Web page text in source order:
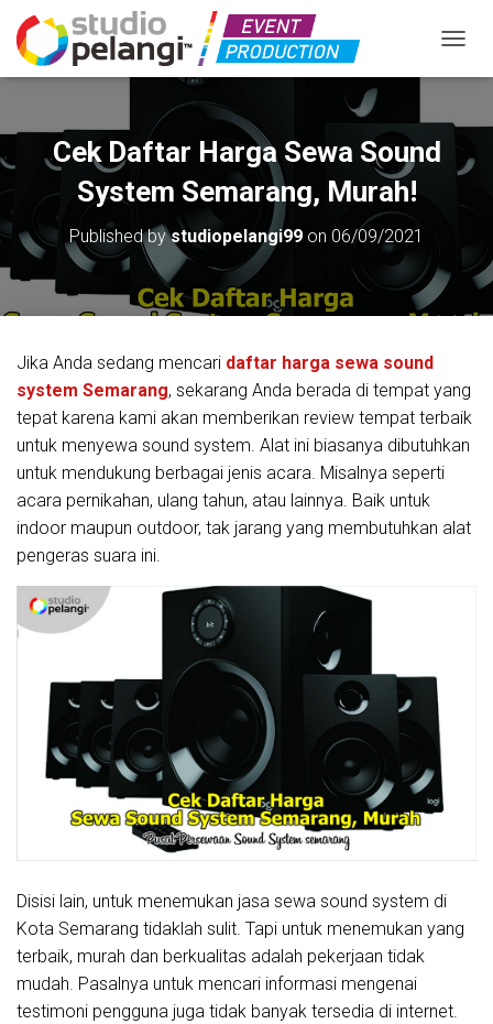
Cek Daftar Harga Sewa Sound
System Semarang, Murah!
Published bystudiopelangi99 on 06/09/2021
Jika Anda sedang mencari daftar harga sewa sound
system Semarang, sekarang Anda berada di tempat yang
tepat karena kami akan memberikan review tempat terbaik
untuk menyewa sound system. Alat ini biasanya dibutuhkan
untuk mendukung berbagai jenis acara. Misalnya seperti
acara pernikahan, ulang tahun, atau lainnya. Baik untuk
indoor maupun outdoor, tak jarang yang membutuhkan alat
pengeras suara ini.
Disisi lain, untuk menemukan jasa sewa sound system di
Kota Semarang tidaklah sulit. Tapi untuk menemukan yang
terbaik, murah dan berkualitas adalah pekerjaan tidak
mudah. Pasalnya untuk mencari informasi mengenai
testimoni pengguna juga tidak banyak tersedia di internet.